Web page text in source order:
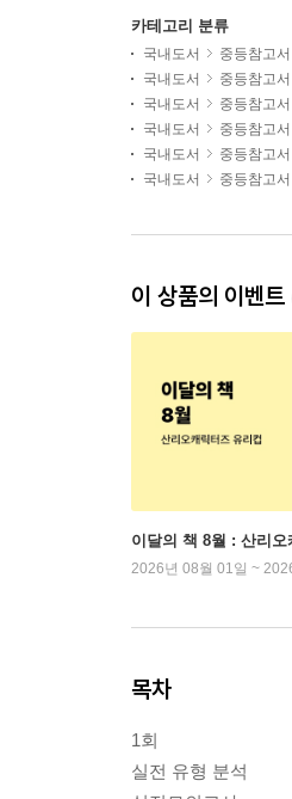
카테고리 분류
국내도서 중등참고서
국내도서
중등참고서
국내도서
중등참고서
국내도서
중등참고서
국내도서
중등참고서
국내도서
중등참고서
이 상품의 이벤트
이달의 책 8월 : 산리오
2026년 08월 01일 ~
목차
1회
실전 유형 분석